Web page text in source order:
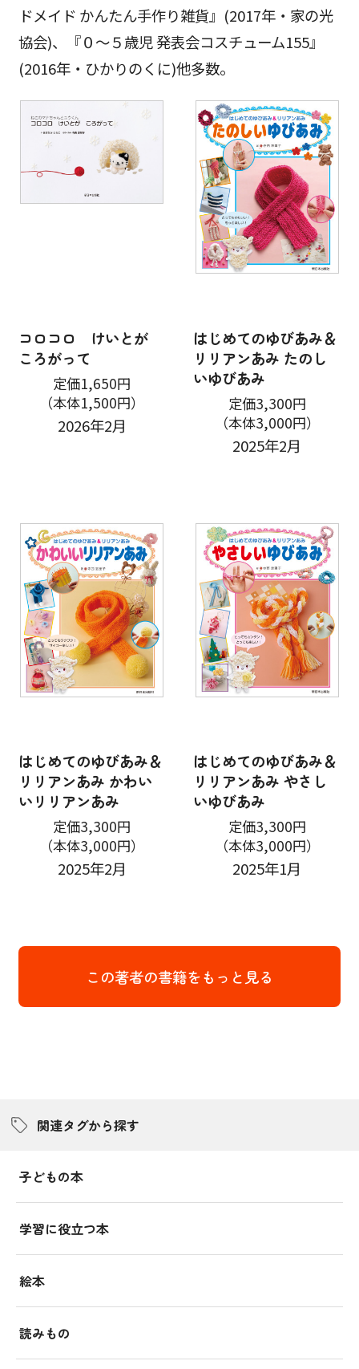
ドメイド かんたん手作り雑貨』(2017年・家の光
協会)、『０～５歳児 発表会コスチューム155』
(2016年・ひかりのくに)他多数。
コロコロ けいとが
ころがって
定価1,650円
（本体1,500円）
2026年2月
はじめてのゆびあみ＆
リリアンあみ たのし
いゆびあみ
定価3,300円
（本体3,000円）
2025年2月
はじめてのゆびあみ＆
リリアンあみ かわい
いリリアンあみ
定価3,300円
（本体3,000円）
2025年2月
はじめてのゆびあみ＆
リリアンあみ やさし
いゆびあみ
定価3,300円
（本体3,000円）
2025年1月
この著者の書籍をもっと見る
関連タグから探す
子どもの本
学習に役立つ本
絵本
読みもの